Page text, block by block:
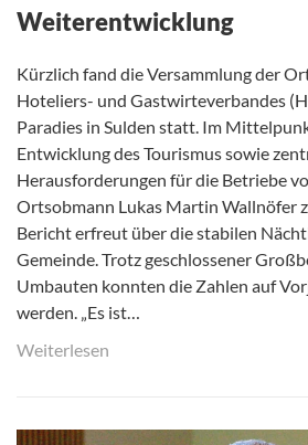
Weiterentwicklung
Kürzlich fand die Versammlung der
Hoteliers- und Gastwirteverbandes
Paradies in Sulden statt. Im
Entwicklung des Tourismus sowie
Herausforderungen für die Betriebe
Ortsobmann Lukas Martin Wallnöfer
Bericht erfreut über die stabilen
Gemeinde. Trotz geschlossener
Umbauten konnten die Zahlen auf
werden. „Es ist…
Weiterlesen